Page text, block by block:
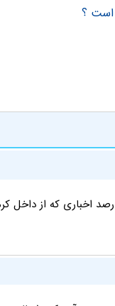
است ؟
باید به این نکته هم توجه کرد که 90